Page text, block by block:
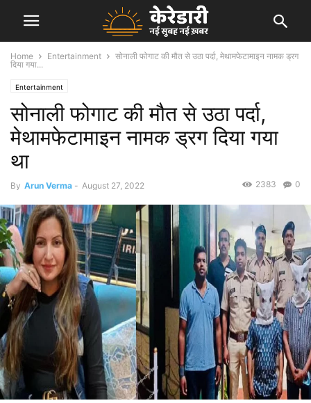
Home Entertainment
सोनाली फोगाट की मौत से उठा पर्दा, मेथामफेटामाइन नामक ड्रग
दिया गया...
Entertainment
सोनाली फोगाट की मौत से उठा पर्दा,
मेथामफेटामाइन नामक ड्रग दिया गया
था
By Arun Verma - August 27, 2022 0
2383